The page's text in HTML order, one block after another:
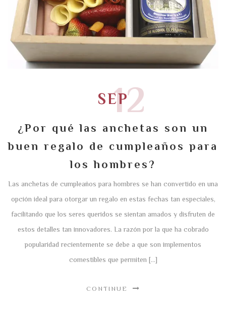
12
SEP
¿Por qué las anchetas son un
buen regalo de cumpleaños para
los hombres?
Las anchetas de cumpleaños para hombres se han convertido en una
opción ideal para otorgar un regalo en estas fechas tan especiales,
facilitando que los seres queridos se sientan amados y disfruten de
estos detalles tan innovadores. La razón por la que ha cobrado
popularidad recientemente se debe a que son implementos
comestibles que permiten […]
CONTINUE